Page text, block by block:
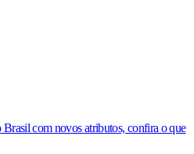
com novos atributos, confira o que